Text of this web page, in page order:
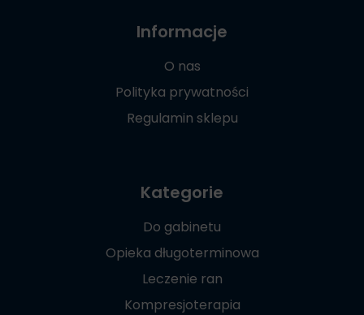
Informacje
O nas
Polityka prywatności
Regulamin sklepu
Kategorie
Do gabinetu
Opieka długoterminowa
Leczenie ran
Kompresjoterapia